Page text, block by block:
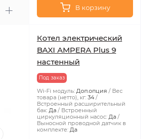
В корзину
Котел электрический
BAXI AMPERA Plus 9
настенный
Под заказ
Wi-Fi модуль: Доп.опция
Вес
товара (нетто), кг: 34
Встроенный расширительный
бак: Да
Встроенный
циркуляционный насос: Да
Выносной проводной датчик в
комплекте: Да